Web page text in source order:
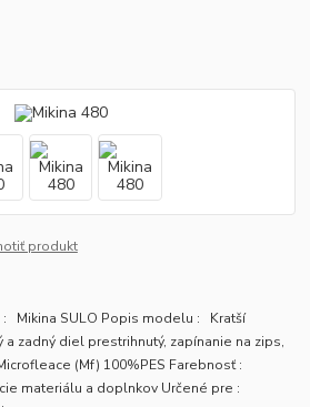
produkt
Mikina SULO Popis modelu : Kratší
zadný diel prestrihnutý, zapínanie na zips,
(Mf) 100%PES Farebnosť :
materiálu a doplnkov Určené pre :